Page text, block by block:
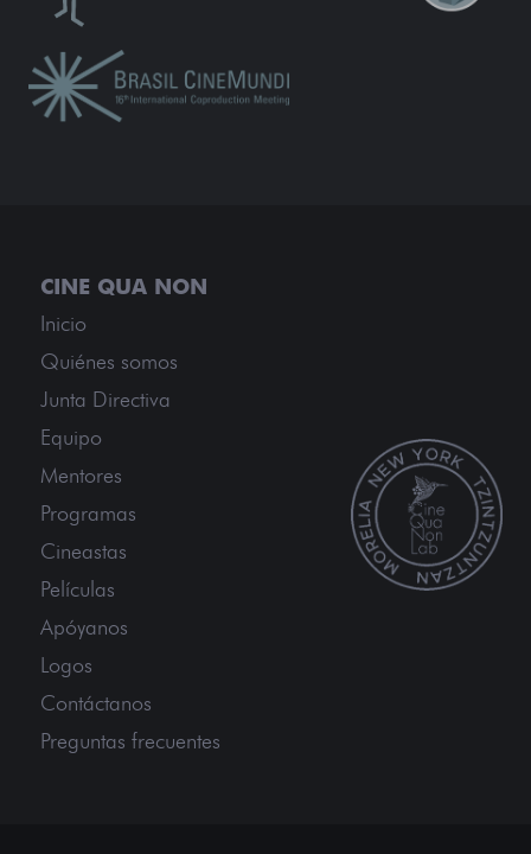
Inicio
Quiénes somos
Junta Directiva
Equipo
Mentores
Programas
Cineastas
Películas
Apóyanos
Logos
Contáctanos
Preguntas frecuentes